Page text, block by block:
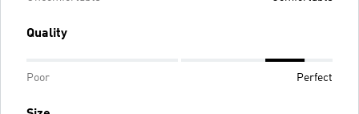
Quality
Poor Perfect